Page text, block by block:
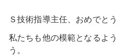
Ｓ技術指導主任、おめでと
私たちも他の模範となるよ
う。